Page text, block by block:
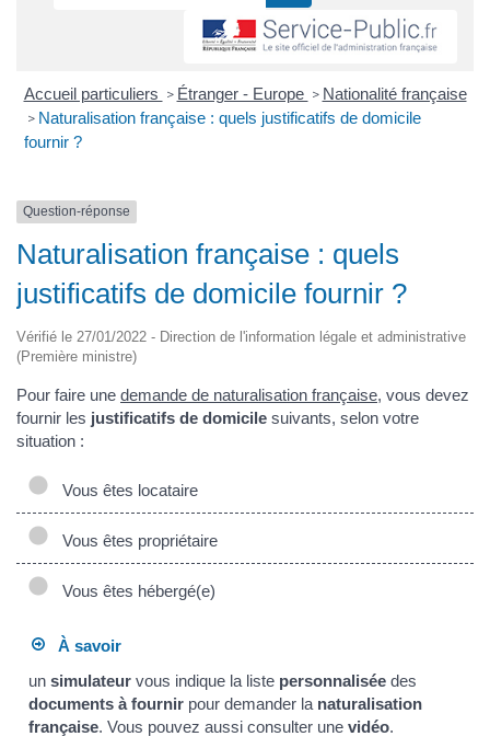
Accueil particuliers > Étranger - Europe > Nationalité française
> Naturalisation française : quels justificatifs de domicile
fournir ?
Question-réponse
Naturalisation française : quels
justificatifs de domicile fournir ?
Vérifié le 27/01/2022 - Direction de l'information légale et administrative
(Première ministre)
Pour faire une demande de naturalisation française, vous devez
fournir les justificatifs de domicile suivants, selon votre
situation :
Vous êtes locataire
Vous êtes propriétaire
Vous êtes hébergé(e)
À savoir
unsimulateur vous indique la liste personnalisée des
documents à fournir pour demander la naturalisation
française. Vous pouvez aussi consulter unevidéo.